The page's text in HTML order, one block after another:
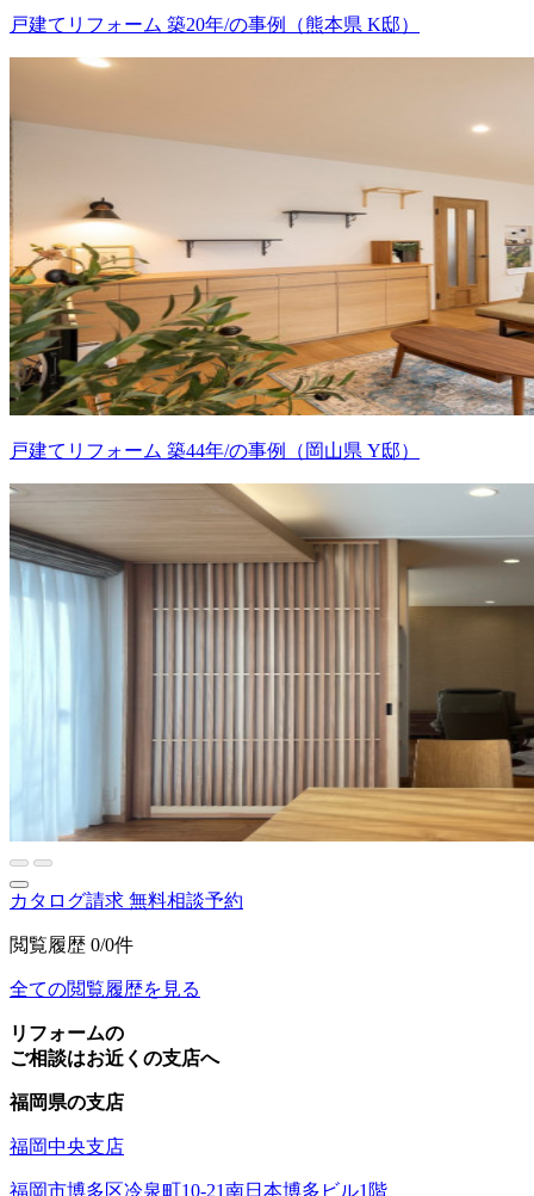
戸建てリフォーム 築20年/の事例（熊本県 K邸）
戸建てリフォーム 築44年/の事例（岡山県 Y邸）
カタログ請求 無料相談予約
閲覧履歴 0/0件
全ての閲覧履歴を見る
リフォームの
ご相談はお近くの支店へ
福岡県の支店
福岡中央支店
福岡市博多区冷泉町10-21南日本博多ビル1階